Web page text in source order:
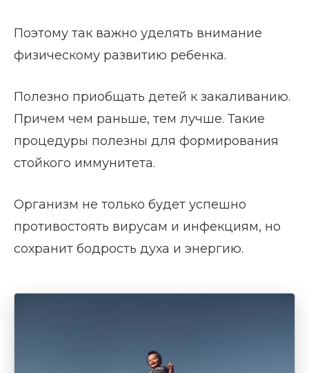
Поэтому так важно уделять внимание
физическому развитию ребенка.
Полезно приобщать детей к закаливанию.
Причем чем раньше, тем лучше. Такие
процедуры полезны для формирования
стойкого иммунитета.
Организм не только будет успешно
противостоять вирусам и инфекциям, но
сохранит бодрость духа и энергию.